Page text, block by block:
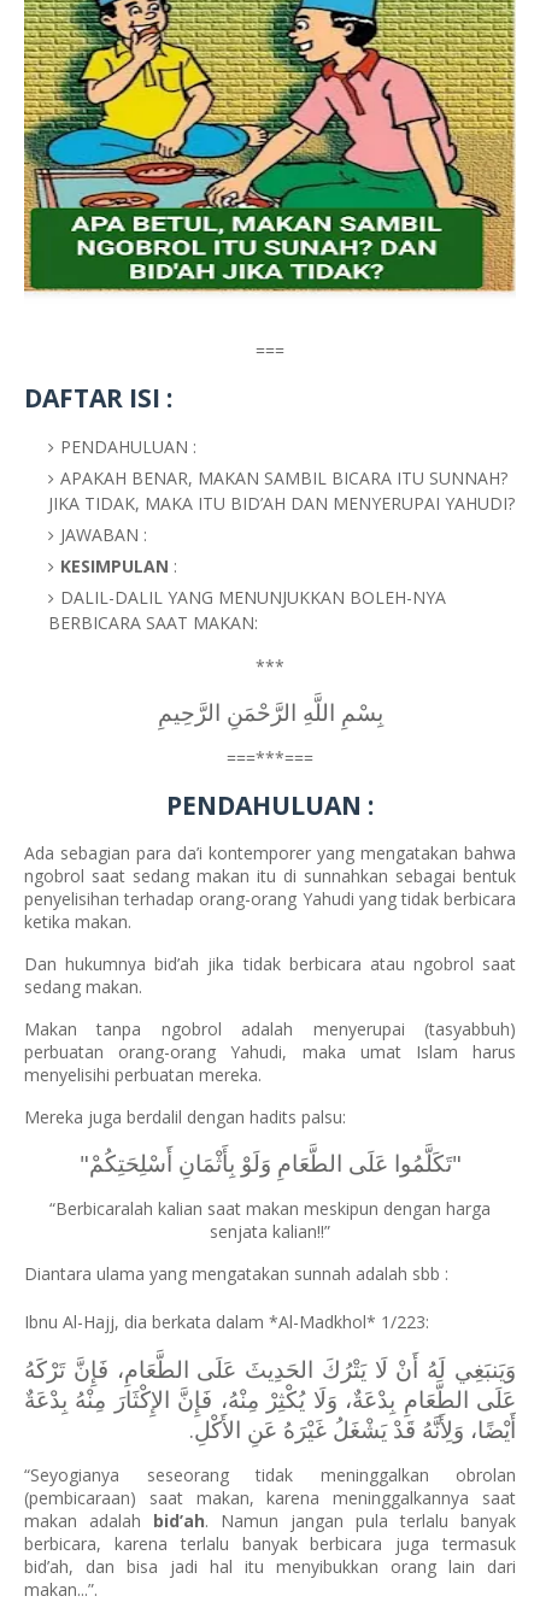
===
DAFTAR ISI :
PENDAHULUAN :
APAKAH BENAR, MAKAN SAMBIL BICARA ITU SUNNAH?
JIKA TIDAK, MAKA ITU BID’AH DAN MENYERUPAI YAHUDI?
JAWABAN :
KESIMPULAN :
DALIL-DALIL YANG MENUNJUKKAN BOLEH-NYA
BERBICARA SAAT MAKAN:
***
بِسْمِ اللَّهِ الرَّحْمَنِ الرَّحِيمِ
===***===
PENDAHULUAN :
Ada sebagian para da’i kontemporer yang mengatakan bahwa
ngobrol saat sedang makan itu di sunnahkan sebagai bentuk
penyelisihan terhadap orang-orang Yahudi yang tidak berbicara
ketika makan.
Dan hukumnya bid’ah jika tidak berbicara atau ngobrol saat
sedang makan.
Makan tanpa ngobrol adalah menyerupai (tasyabbuh)
perbuatan orang-orang Yahudi, maka umat Islam harus
menyelisihi perbuatan mereka.
Mereka juga berdalil dengan hadits palsu:
"تَكَلَّمُوا عَلَى الطَّعَامِ وَلَوْ بِأَثْمَانِ أَسْلِحَتِكُمْ"
“Berbicaralah kalian saat makan meskipun dengan harga
senjata kalian!!”
Diantara ulama yang mengatakan sunnah adalah sbb :
Ibnu Al-Hajj, dia berkata dalam *Al-Madkhol* 1/223:
وَيَنبَغِي لَهُ أَنْ لَا يَتْرُكَ الحَدِيثَ عَلَى الطَّعَامِ، فَإِنَّ تَرْكَهُ
عَلَى الطَّعَامِ بِدْعَةٌ، وَلَا يُكْثِرْ مِنْهُ، فَإِنَّ الإِكْثَارَ مِنْهُ بِدْعَةٌ
أَيْضًا، وَلِأَنَّهُ ‌قَدْ ‌يَشْغَلُ ‌غَيْرَهُ ‌عَنِ ‌الأَكْلِ.
“Seyogianya seseorang tidak meninggalkan obrolan
(pembicaraan) saat makan, karena meninggalkannya saat
makan adalah bid’ah. Namun jangan pula terlalu banyak
berbicara, karena terlalu banyak berbicara juga termasuk
bid’ah, dan bisa jadi hal itu menyibukkan orang lain dari
makan...”.